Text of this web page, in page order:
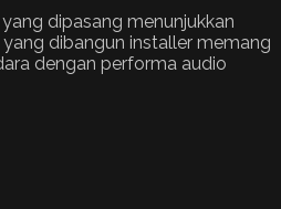
dipasang menunjukkan
dibangun installer memang
dengan performa audio